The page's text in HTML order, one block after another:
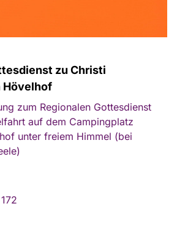
zu Christi
Hövelhof
zum Regionalen Gottesdienst
auf dem Campingplatz
unter freiem Himmel (bei